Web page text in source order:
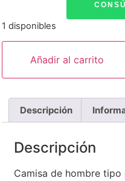
1 disponibles
Añadir al carrito
Descripción
Descripción
Camisa de hombre